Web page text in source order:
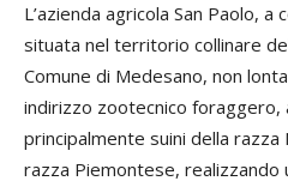
L’azienda agricola San Paolo, a
situata nel territorio collinare
Comune di Medesano, non
indirizzo zootecnico
principalmente suini della
razza Piemontese, realizzando